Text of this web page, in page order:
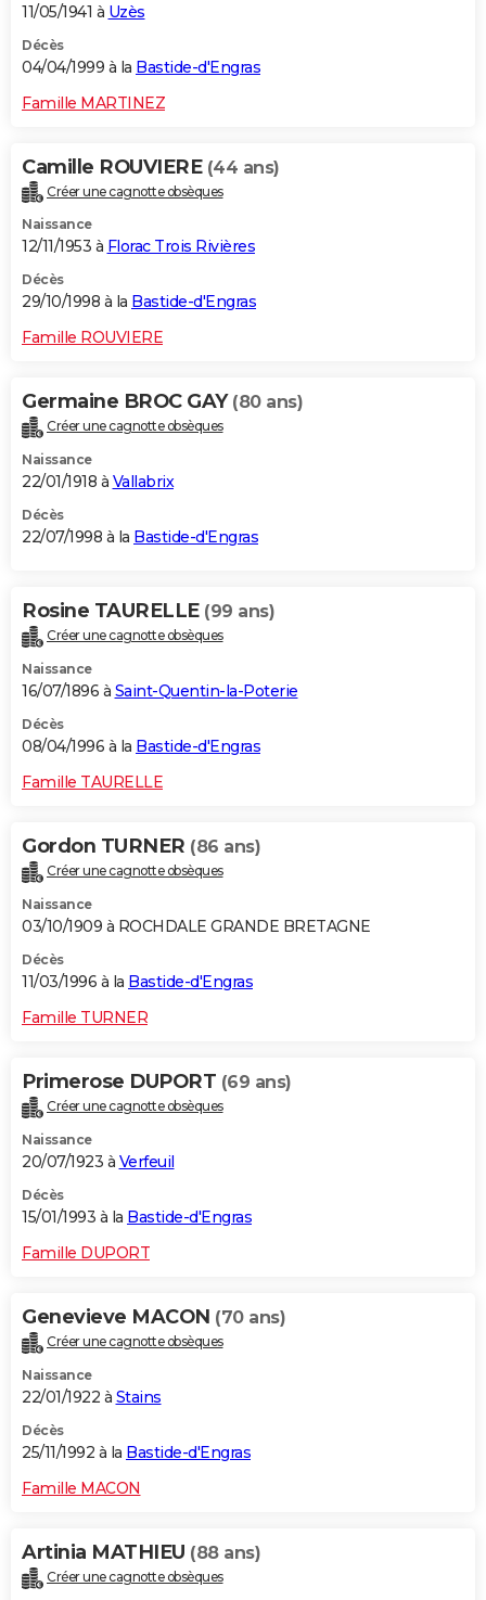
11/05/1941 à Uzès
Décès
04/04/1999 à la Bastide-d'Engras
Famille MARTINEZ
Camille ROUVIERE (44 ans)
Créer une cagnotte obsèques
Naissance
12/11/1953 à Florac Trois Rivières
Décès
29/10/1998 à la Bastide-d'Engras
Famille ROUVIERE
Germaine BROC GAY (80 ans)
Créer une cagnotte obsèques
Naissance
22/01/1918 à Vallabrix
Décès
22/07/1998 à la Bastide-d'Engras
Rosine TAURELLE (99 ans)
Créer une cagnotte obsèques
Naissance
16/07/1896 à Saint-Quentin-la-Poterie
Décès
08/04/1996 à la Bastide-d'Engras
Famille TAURELLE
Gordon TURNER (86 ans)
Créer une cagnotte obsèques
Naissance
03/10/1909 à ROCHDALE GRANDE BRETAGNE
Décès
11/03/1996 à la Bastide-d'Engras
Famille TURNER
Primerose DUPORT (69 ans)
Créer une cagnotte obsèques
Naissance
20/07/1923 à Verfeuil
Décès
15/01/1993 à la Bastide-d'Engras
Famille DUPORT
Genevieve MACON (70 ans)
Créer une cagnotte obsèques
Naissance
22/01/1922 à Stains
Décès
25/11/1992 à la Bastide-d'Engras
Famille MACON
Artinia MATHIEU (88 ans)
Créer une cagnotte obsèques